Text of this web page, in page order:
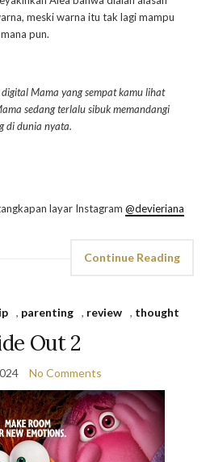
meski warna itu tak lagi mampu
pun.
Mama yang sempat kamu lihat
sedang terlalu sibuk memandangi
di dunia nyata.
layar Instagram @devieriana
Continue Reading
, parenting , review , thought
Out 2
No Comments